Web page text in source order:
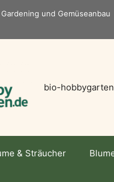
und Gemüseanbau
bio-
& Sträucher